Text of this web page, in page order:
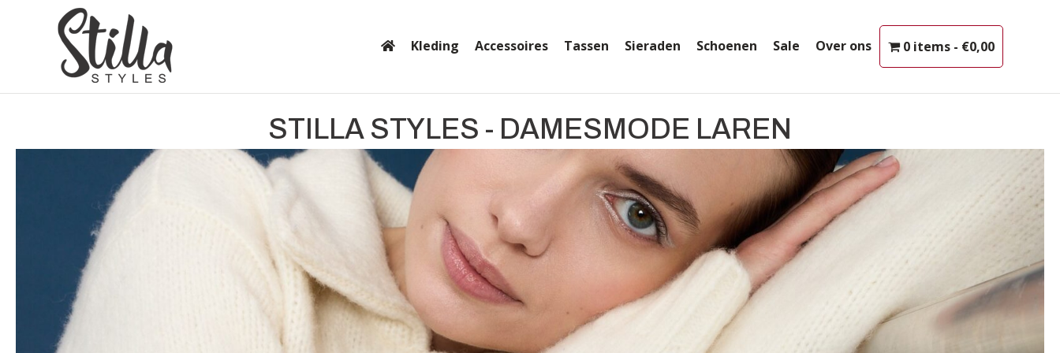
Kleding Accessoires Tassen Sieraden Schoenen Sale Over ons 0 items €0,00
STILLA STYLES - DAMESMODE LAREN